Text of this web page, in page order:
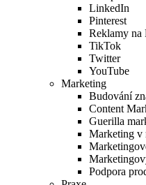
LinkedIn
Pinterest
Reklamy na
TikTok
Twitter
YouTube
Marketing
Budování
Content
Guerilla
Marketing v
Podpora